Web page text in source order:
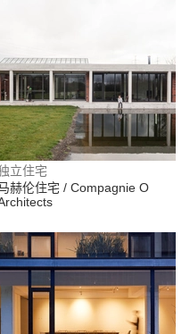
立住宅
赫伦住宅 / Compagnie O